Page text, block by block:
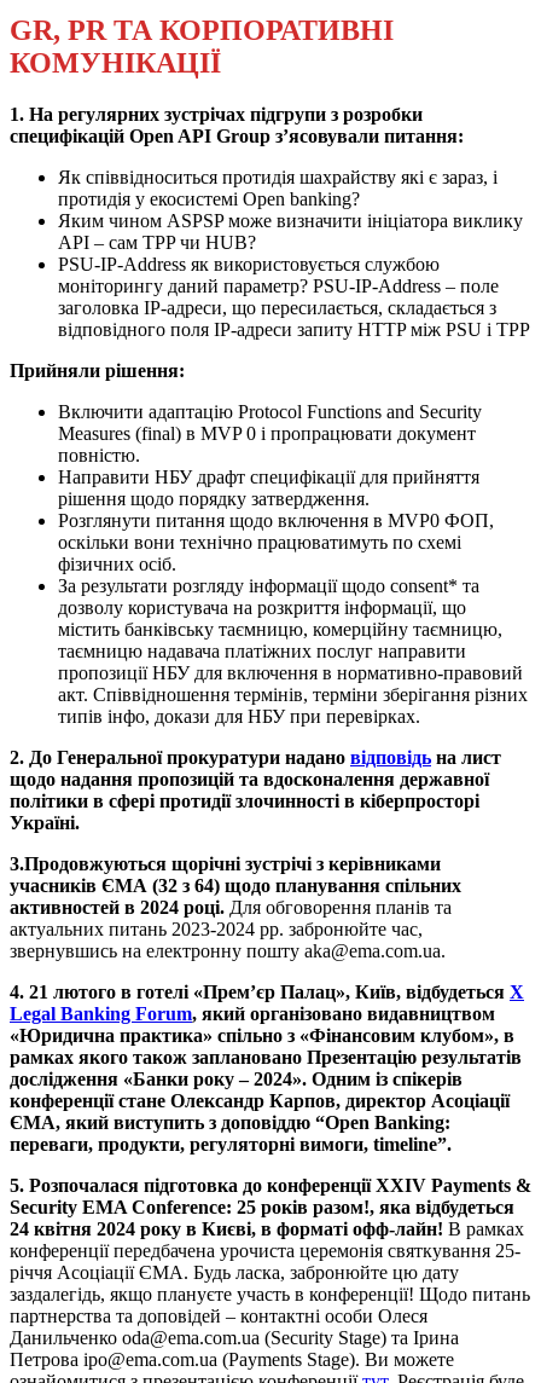
GR, PR ТА КОРПОРАТИВНІ
КОМУНІКАЦІЇ
1. На регулярних зустрічах підгрупи з розробки
специфікацій Open API Group з’ясовували питання:
Як співвідноситься протидія шахрайству які є зараз, і
протидія у екосистемі Open banking?
Яким чином ASPSP може визначити ініціатора виклику
API – сам TPP чи HUB?
PSU-IP-Address як використовується службою
моніторингу даний параметр? PSU-IP-Address – поле
заголовка IP-адреси, що пересилається, складається з
відповідного поля IP-адреси запиту HTTP між PSU і TPP
Прийняли рішення:
Включити адаптацію Protocol Functions and Security
Measures (final) в MVP 0 і пропрацювати документ
повністю.
Направити НБУ драфт специфікації для прийняття
рішення щодо порядку затвердження.
Розглянути питання щодо включення в MVP0 ФОП,
оскільки вони технічно працюватимуть по схемі
фізичних осіб.
За результати розгляду інформації щодо consent* та
дозволу користувача на розкриття інформації, що
містить банківську таємницю, комерційну таємницю,
таємницю надавача платіжних послуг направити
пропозиції НБУ для включення в нормативно-правовий
акт. Співвідношення термінів, терміни зберігання різних
типів інфо, докази для НБУ при перевірках.
2. До Генеральної прокуратури надано відповідь на лист
щодо надання пропозицій та вдосконалення державної
політики в сфері протидії злочинності в кіберпросторі
Україні.
3.Продовжуються щорічні зустрічі з керівниками
учасників ЄМА (32 з 64) щодо планування спільних
активностей в 2024 році. Для обговорення планів та
актуальних питань 2023-2024 рр. забронюйте час,
звернувшись на електронну пошту aka@ema.com.ua.
4. 21 лютого в готелі «Прем’єр Палац», Київ, відбудеться Х
Legal Banking Forum, який організовано видавництвом
«Юридична практика» спільно з «Фінансовим клубом», в
рамках якого також заплановано Презентацію результатів
дослідження «Банки року – 2024». Одним із спікерів
конференції стане Олександр Карпов, директор Асоціації
ЄМА, який виступить з доповіддю “Open Banking:
переваги, продукти, регуляторні вимоги, timeline”.
5. Розпочалася підготовка до конференції XXIV Payments &
Security EMA Conference: 25 років разом!, яка відбудеться
24 квітня 2024 року в Києві, в форматі офф-лайн! В рамках
конференції передбачена урочиста церемонія святкування 25-
річчя Асоціації ЄМА. Будь ласка, забронюйте цю дату
заздалегідь, якщо плануєте участь в конференції! Щодо питань
партнерства та доповідей – контактні особи Олеся
Данильченко oda@ema.com.ua (Security Stage) та Ірина
Петрова ipo@ema.com.ua (Payments Stage). Ви можете